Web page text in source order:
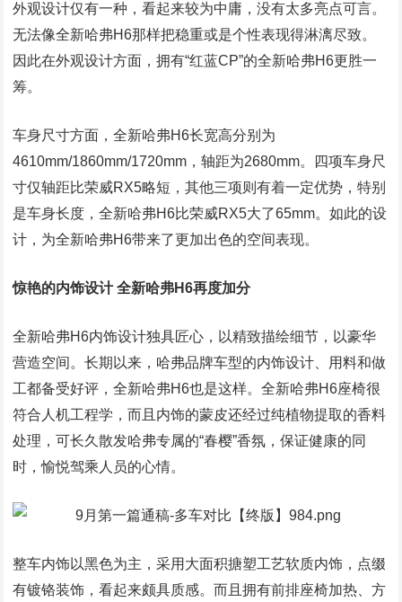
外观设计仅有一种，看起来较为中庸，没有太多亮点可言。
无法像全新哈弗H6那样把稳重或是个性表现得淋漓尽致。
因此在外观设计方面，拥有“红蓝CP”的全新哈弗H6更胜一
筹。
车身尺寸方面，全新哈弗H6长宽高分别为
4610mm/1860mm/1720mm，轴距为2680mm。四项车身尺
寸仅轴距比荣威RX5略短，其他三项则有着一定优势，特别
是车身长度，全新哈弗H6比荣威RX5大了65mm。如此的设
计，为全新哈弗H6带来了更加出色的空间表现。
惊艳的内饰设计 全新哈弗H6再度加分
全新哈弗H6内饰设计独具匠心，以精致描绘细节，以豪华
营造空间。长期以来，哈弗品牌车型的内饰设计、用料和做
工都备受好评，全新哈弗H6也是这样。全新哈弗H6座椅很
符合人机工程学，而且内饰的蒙皮还经过纯植物提取的香料
处理，可长久散发哈弗专属的“春樱”香氛，保证健康的同
时，愉悦驾乘人员的心情。
整车内饰以黑色为主，采用大面积搪塑工艺软质内饰，点缀
有镀铬装饰，看起来颇具质感。而且拥有前排座椅加热、方